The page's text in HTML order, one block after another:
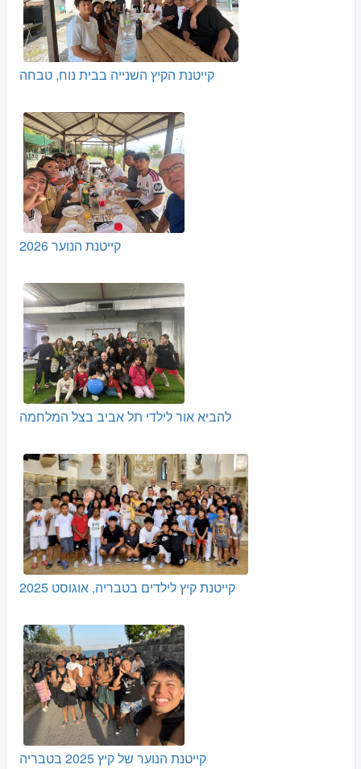
קייטנת הקיץ השנייה בבית נוח, טבחה
קייטנת הנוער 2026
להביא אור לילדי תל אביב בצל המלחמה
קייטנת קיץ לילדים בטבריה, אוגוסט 2025
קייטנת הנוער של קיץ 2025 בטבריה